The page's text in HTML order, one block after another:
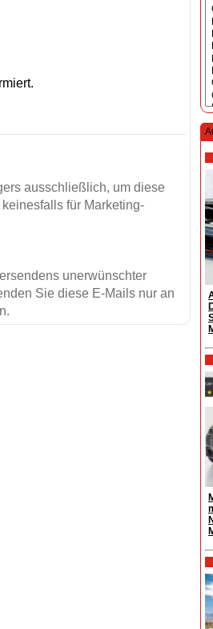
ausschließlich, um diese
für Marketing-
unerwünschter
Sie diese E-Mails nur an